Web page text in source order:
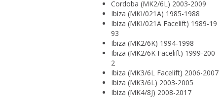
Cordoba (MK2/6L) 2003-2009
Ibiza (MKI/021A) 1985-1988
Ibiza (MKI/021A Facelift) 1989-19
93
Ibiza (MK2/6K) 1994-1998
Ibiza (MK2/6K Facelift) 1999-200
2
Ibiza (MK3/6L Facelift) 2006-2007
Ibiza (MK3/6L) 2003-2005
Ibiza (MK4/8J) 2008-2017